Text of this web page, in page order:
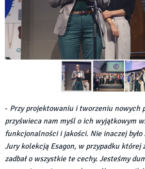
- Przy projektowaniu i tworzeniu nowych
przyświeca nam myśl o ich wyjątkowym
funkcjonalności i jakości. Nie inaczej było
Jury kolekcją Esagon, w przypadku której
zadbał o wszystkie te cechy. Jesteśmy